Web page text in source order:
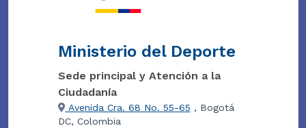
Ministerio del Deporte
Sede principal y Atención a la
Ciudadanía
Avenida Cra. 68 No. 55-65 , Bogotá
DC, Colombia